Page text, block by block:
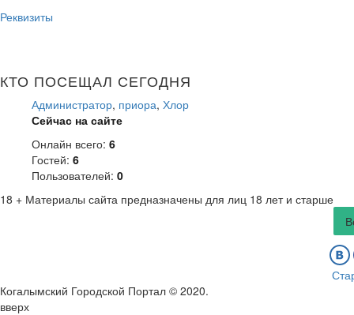
Реквизиты
КТО ПОСЕЩАЛ СЕГОДНЯ
Администратор, приора, Хлор
Сейчас на сайте
Онлайн всего: 6
Гостей: 6
Пользователей: 0
18 + Материалы сайта предназначены для лиц 18 лет и старше
Когалымский Городской Портал © 2020.
вверх